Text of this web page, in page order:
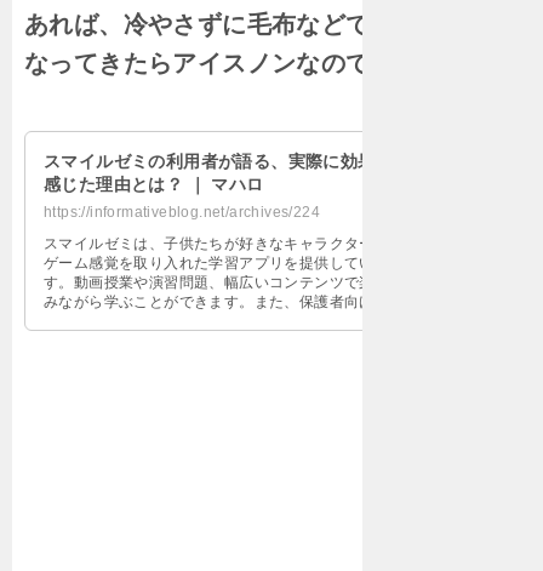
あれば、冷やさずに毛布などで温める。暑く
なってきたらアイスノンなので冷やす。
スマイルゼミの利用者が語る、実際に効果を
感じた理由とは？ ｜ マハロ
https://informativeblog.net/archives/224
スマイルゼミは、子供たちが好きなキャラクターや
ゲーム感覚を取り入れた学習アプリを提供していま
す。動画授業や演習問題、幅広いコンテンツで楽し
みながら学ぶことができます。また、保護者向けの